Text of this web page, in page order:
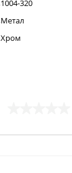
1004-320
Метал
Хром